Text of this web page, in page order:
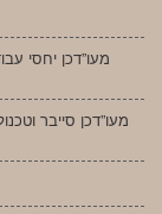
מעו”דכן יחסי
מעו”דכן סייבר